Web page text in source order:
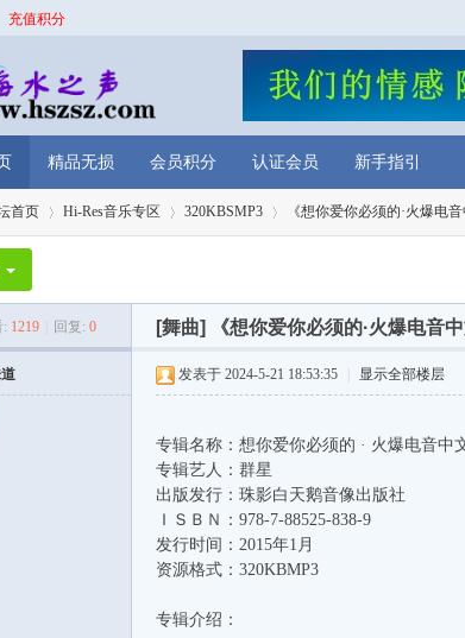
充值积分
精品无损 会员积分 认证会员 新手指引
首页 Hi-Res音乐专区 320KBSMP3 《想你爱你必须的·火爆电
1219 回复: 0 [舞曲] 《想你爱你必须的·火爆电音
发表于 2024-5-21 18:53:35 显示全部楼层
专辑名称：想你爱你必须的 · 火爆电音中
专辑艺人：群星
出版发行：珠影白天鹅音像出版社
ＩＳＢＮ：978-7-88525-838-9
发行时间：2015年1月
资源格式：320KBMP3
专辑介绍：